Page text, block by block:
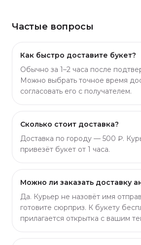
Частые вопросы
Как быстро доставите букет?
Обычно за 1–2 часа после
Можно выбрать точное время
согласовать его с получателем.
Сколько стоит доставка?
Доставка по городу — 500 ₽.
привезёт букет от 1 часа.
Можно ли заказать доставку
Да. Курьер не назовёт имя
готовите сюрприз. К букету
прилагается открытка с вашим